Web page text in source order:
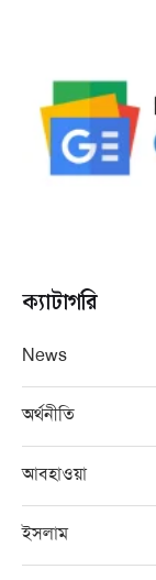
ক্যাটাগরি
News
অর্থনীতি
আবহাওয়া
ইসলাম